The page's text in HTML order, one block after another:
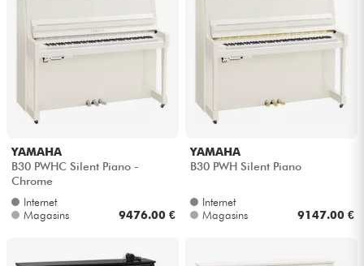
YAMAHA
B30 PWHC Silent Piano -
Chrome
Internet
Magasins
9476.00 €
YAMAHA
B30 PWH Silent Piano
Internet
Magasins
9147.00 €